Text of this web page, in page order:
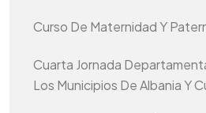
Curso De Maternidad Y
Cuarta Jornada
Los Municipios De Albania Y